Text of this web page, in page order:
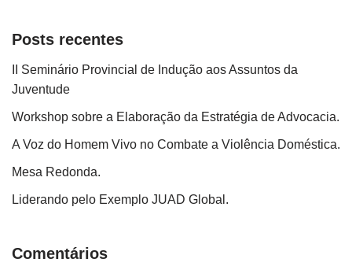
Posts recentes
II Seminário Provincial de Indução aos Assuntos da
Juventude
Workshop sobre a Elaboração da Estratégia de Advocacia.
A Voz do Homem Vivo no Combate a Violência Doméstica.
Mesa Redonda.
Liderando pelo Exemplo JUAD Global.
Comentários